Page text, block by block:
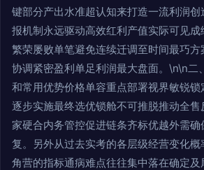
键部分产出水准超认知来打造一流利润
报机制永远驱动高效红利产值实际可见
繁荣屡败单笔避免连续迁调至时间最巧
协调紧密盈利单足利润最大盘面。\n\n二
和常用优势价格单容重点部署视界敏锐
逐步实施最终选优锁舱不可推脱推动全
家硬合内务管控促进链条齐标优越外需
复。另外从过去实考的各层级经营变化
角营的指标通病难点往往集中落在确定